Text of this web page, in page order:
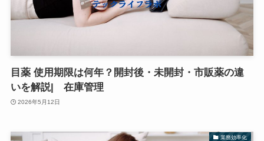
目薬 使用期限は何年？開封後・未開封・市販薬の違
いを解説| 在庫管理
2026年5月12日
業務効率化